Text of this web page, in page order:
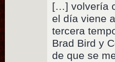
[…] volvería
el día viene
tercera
Brad Bird y
de que se